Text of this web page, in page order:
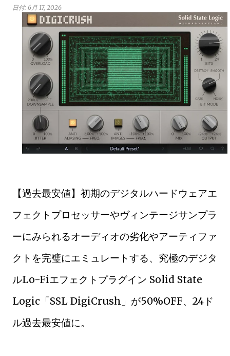
日付: 6月 17, 2026
【過去最安値】初期のデジタルハードウェアエ
フェクトプロセッサーやヴィンテージサンプラ
ーにみられるオーディオの劣化やアーティファ
クトを完璧にエミュレートする、究極のデジタ
ルLo-Fiエフェクトプラグイン Solid State
Logic「SSL DigiCrush」が50%OFF、24ド
ル過去最安値に。